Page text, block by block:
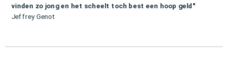
vinden zo jong en het scheelt toch best een hoop geld"
Jeffrey Genot